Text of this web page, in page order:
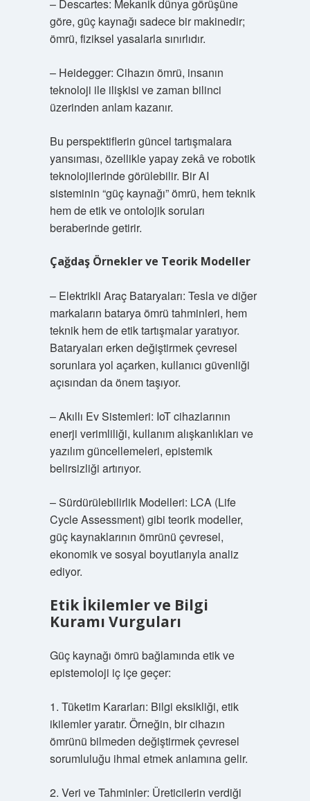
– Descartes: Mekanik dünya görüşüne
göre, güç kaynağı sadece bir makinedir;
ömrü, fiziksel yasalarla sınırlıdır.
– Heidegger: Cihazın ömrü, insanın
teknoloji ile ilişkisi ve zaman bilinci
üzerinden anlam kazanır.
Bu perspektiflerin güncel tartışmalara
yansıması, özellikle yapay zekâ ve robotik
teknolojilerinde görülebilir. Bir AI
sisteminin “güç kaynağı” ömrü, hem teknik
hem de etik ve ontolojik soruları
beraberinde getirir.
Çağdaş Örnekler ve Teorik Modeller
– Elektrikli Araç Bataryaları: Tesla ve diğer
markaların batarya ömrü tahminleri, hem
teknik hem de etik tartışmalar yaratıyor.
Bataryaları erken değiştirmek çevresel
sorunlara yol açarken, kullanıcı güvenliği
açısından da önem taşıyor.
– Akıllı Ev Sistemleri: IoT cihazlarının
enerji verimliliği, kullanım alışkanlıkları ve
yazılım güncellemeleri, epistemik
belirsizliği artırıyor.
– Sürdürülebilirlik Modelleri: LCA (Life
Cycle Assessment) gibi teorik modeller,
güç kaynaklarının ömrünü çevresel,
ekonomik ve sosyal boyutlarıyla analiz
ediyor.
Etik İkilemler ve Bilgi
Kuramı Vurguları
Güç kaynağı ömrü bağlamında etik ve
epistemoloji iç içe geçer:
1. Tüketim Kararları: Bilgi eksikliği, etik
ikilemler yaratır. Örneğin, bir cihazın
ömrünü bilmeden değiştirmek çevresel
sorumluluğu ihmal etmek anlamına gelir.
2. Veri ve Tahminler: Üreticilerin verdiği